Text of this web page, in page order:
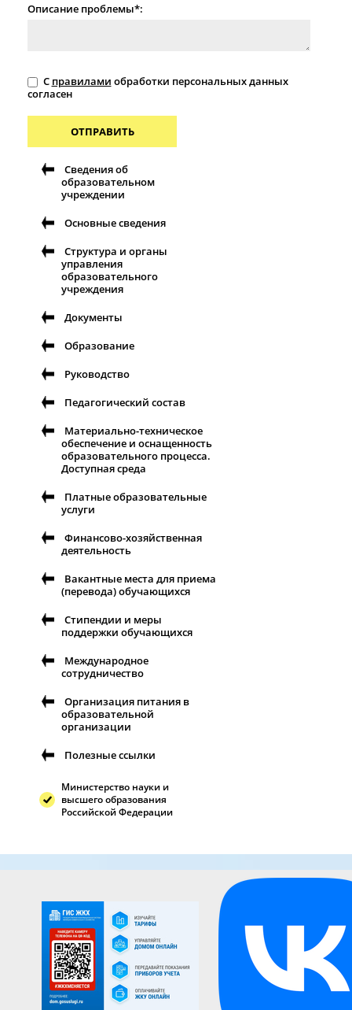
Описание проблемы*:
С правилами обработки персональных данных
согласен
ОТПРАВИТЬ
Сведения об
образовательном
учреждении
Основные сведения
Структура и органы
управления
образовательного
учреждения
Документы
Образование
Руководство
Педагогический состав
Материально-техническое
обеспечение и оснащенность
образовательного процесса.
Доступная среда
Платные образовательные
услуги
Финансово-хозяйственная
деятельность
Вакантные места для приема
(перевода) обучающихся
Стипендии и меры
поддержки обучающихся
Международное
сотрудничество
Организация питания в
образовательной
организации
Полезные ссылки
Министерство науки и
высшего образования
Российской Федерации